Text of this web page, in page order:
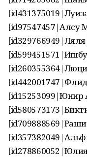
[id97547457|Алсу
[id15253099|Юнир